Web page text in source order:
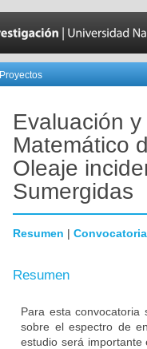
Proyectos
Evaluación
Matemático
Oleaje
Sumergidas
Resumen | Convocatoria
Resumen
Para esta
sobre el espectro de
estudio será